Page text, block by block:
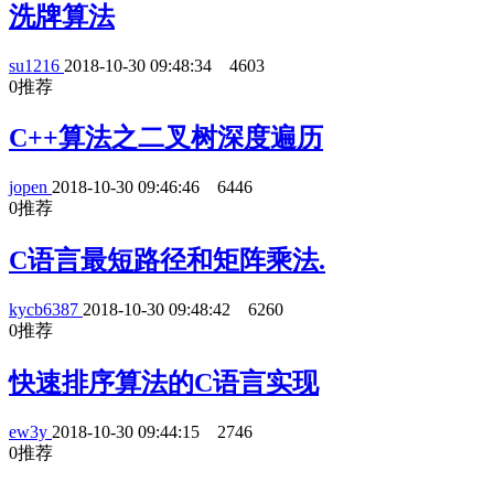
洗牌算法
su1216 2018-10-30 09:48:34
4603
0推荐
C++算法之二叉树深度遍历
jopen 2018-10-30 09:46:46
6446
0推荐
C语言最短路径和矩阵乘法.
kycb6387 2018-10-30 09:48:42
6260
0推荐
快速排序算法的C语言实现
ew3y 2018-10-30 09:44:15
2746
0推荐